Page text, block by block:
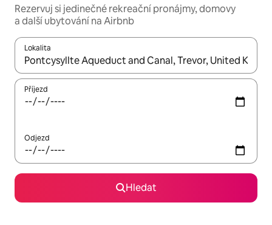
Rezervuj si jedinečné rekreační pronájmy, domovy
a další ubytování na Airbnb
Lokalita
Až budou výsledky k dispozici, můžeš si je procházet pomocí
Příjezd
Odjezd
Hledat